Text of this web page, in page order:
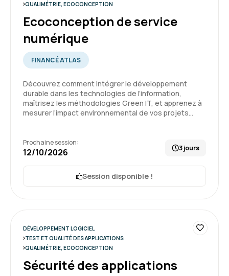
Trystan C.
L'expérience globale a été très bonne, rien de
particulier à remonter hormis que le suivi des
sessions et l'utilisation de la plateforme est
Formation : Sécurité des applications
QUALIMÉTRIE, ECOCONCEPTION
Ecoconception de service
numérique
FINANCÉ ATLAS
Découvrez comment intégrer le développement
durable dans les technologies de l’information,
maîtrisez les méthodologies Green IT, et apprenez à
mesurer l’impact environnemental de vos projets…
Prochaine session:
12/10/2026 3 jours
Session disponible !
DÉVELOPPEMENT LOGICIEL
TEST ET QUALITÉ DES APPLICATIONS
QUALIMÉTRIE, ECOCONCEPTION
Sécurité des applications